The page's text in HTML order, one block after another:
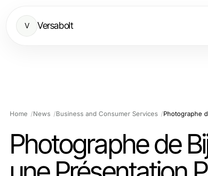
V Versabolt
Home News Business and Consumer Services
Photographe de